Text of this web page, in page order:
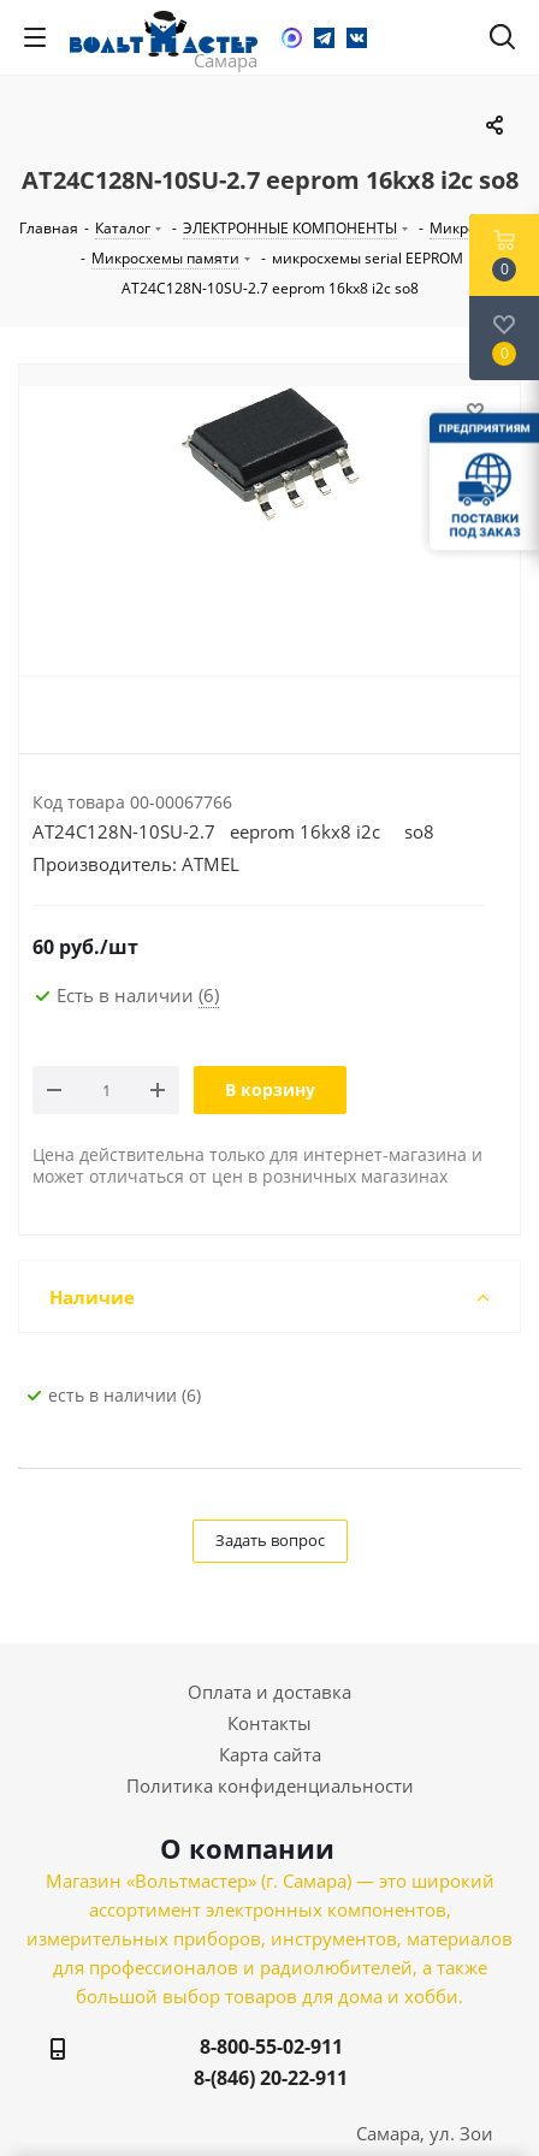
AT24C128N-10SU-2.7 eeprom 16kх8 i2c so8
Главная - Каталог - ЭЛЕКТРОННЫЕ КОМПОНЕНТЫ - Микросхемы
- Микросхемы памяти - микросхемы serial EEPROM
AT24C128N-10SU-2.7 eeprom 16kх8 i2c so8
Код товара 00-00067766
AT24C128N-10SU-2.7 eeprom 16kх8 i2c so8
Производитель: ATMEL
60 руб./шт
Есть в наличии (6)
В корзину
Цена действительна только для интернет-магазина и
может отличаться от цен в розничных магазинах
Наличие
Есть в наличии (6)
Задать вопрос
Оплата и доставка
Контакты
Карта сайта
Политика конфиденциальности
О компании
Магазин «Вольтмастер» (г. Самара) — это широкий
ассортимент электронных компонентов,
измерительных приборов, инструментов, материалов
для профессионалов и радиолюбителей, а также
большой выбор товаров для дома и хобби.
8-800-55-02-911
8-(846) 20-22-911
Самара, ул. Зои
0
0